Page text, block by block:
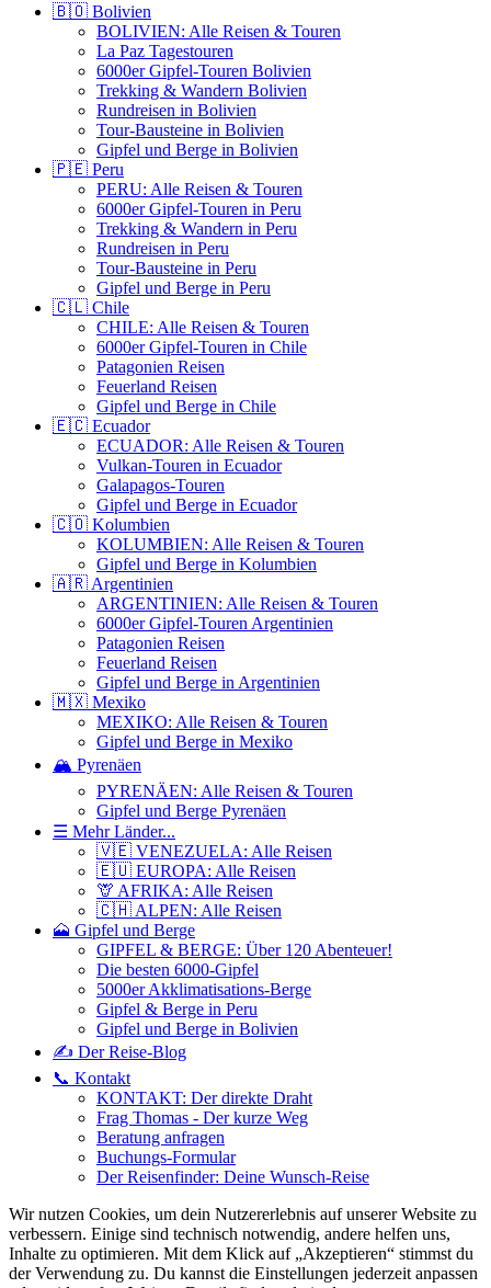
🇧🇴 Bolivien
BOLIVIEN: Alle Reisen & Touren
La Paz Tagestouren
6000er Gipfel-Touren Bolivien
Trekking & Wandern Bolivien
Rundreisen in Bolivien
Tour-Bausteine in Bolivien
Gipfel und Berge in Bolivien
🇵🇪 Peru
PERU: Alle Reisen & Touren
6000er Gipfel-Touren in Peru
Trekking & Wandern in Peru
Rundreisen in Peru
Tour-Bausteine in Peru
Gipfel und Berge in Peru
🇨🇱 Chile
CHILE: Alle Reisen & Touren
6000er Gipfel-Touren in Chile
Patagonien Reisen
Feuerland Reisen
Gipfel und Berge in Chile
🇪🇨 Ecuador
ECUADOR: Alle Reisen & Touren
Vulkan-Touren in Ecuador
Galapagos-Touren
Gipfel und Berge in Ecuador
🇨🇴 Kolumbien
KOLUMBIEN: Alle Reisen & Touren
Gipfel und Berge in Kolumbien
🇦🇷 Argentinien
ARGENTINIEN: Alle Reisen & Touren
6000er Gipfel-Touren Argentinien
Patagonien Reisen
Feuerland Reisen
Gipfel und Berge in Argentinien
🇲🇽 Mexiko
MEXIKO: Alle Reisen & Touren
Gipfel und Berge in Mexiko
🏔️ Pyrenäen
PYRENÄEN: Alle Reisen & Touren
Gipfel und Berge Pyrenäen
☰ Mehr Länder...
🇻🇪 VENEZUELA: Alle Reisen
🇪🇺 EUROPA: Alle Reisen
🦒 AFRIKA: Alle Reisen
🇨🇭 ALPEN: Alle Reisen
🗻 Gipfel und Berge
GIPFEL & BERGE: Über 120 Abenteuer!
Die besten 6000-Gipfel
5000er Akklimatisations-Berge
Gipfel & Berge in Peru
Gipfel und Berge in Bolivien
✍️ Der Reise-Blog
📞 Kontakt
KONTAKT: Der direkte Draht
Frag Thomas - Der kurze Weg
Beratung anfragen
Buchungs-Formular
Der Reisenfinder: Deine Wunsch-Reise
Wir nutzen Cookies, um dein Nutzererlebnis auf unserer Website zu
verbessern. Einige sind technisch notwendig, andere helfen uns,
Inhalte zu optimieren. Mit dem Klick auf „Akzeptieren“ stimmst du
der Verwendung zu. Du kannst die Einstellungen jederzeit anpassen